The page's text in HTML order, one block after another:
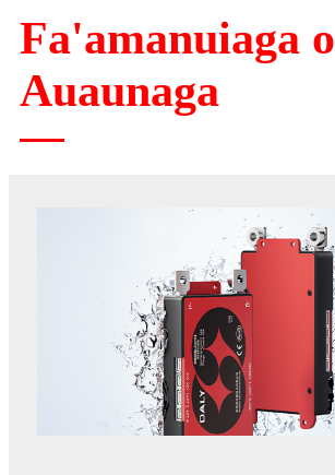
Fa'amanuiaga o
Auaunaga